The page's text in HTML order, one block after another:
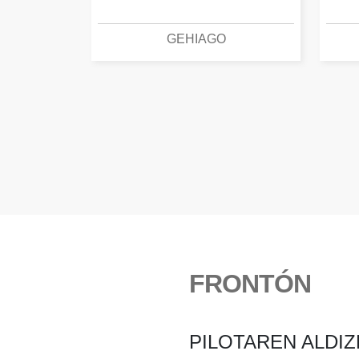
GEHIAGO
FRONTÓN
PILOTAREN